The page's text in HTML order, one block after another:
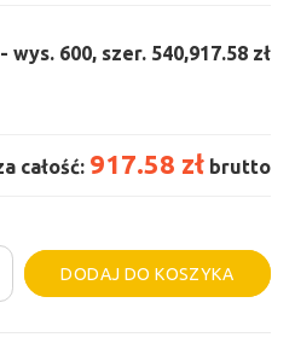
wys. 600, szer. 540,917.58 zł
całość: 917.58 zł brutto
DODAJ DO KOSZYKA